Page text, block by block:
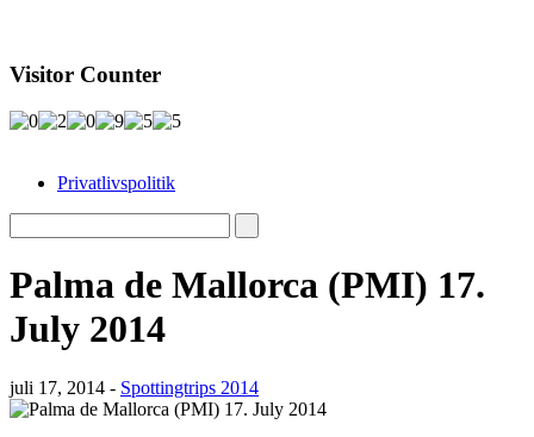
Visitor Counter
Privatlivspolitik
Palma de Mallorca (PMI) 17.
July 2014
juli 17, 2014 - Spottingtrips 2014